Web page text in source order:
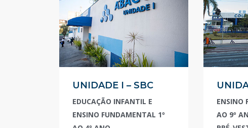
UNIDADE I – SBC
EDUCAÇÃO INFANTIL E
ENSINO FUNDAMENTAL 1º
ENSINO
AO 9º